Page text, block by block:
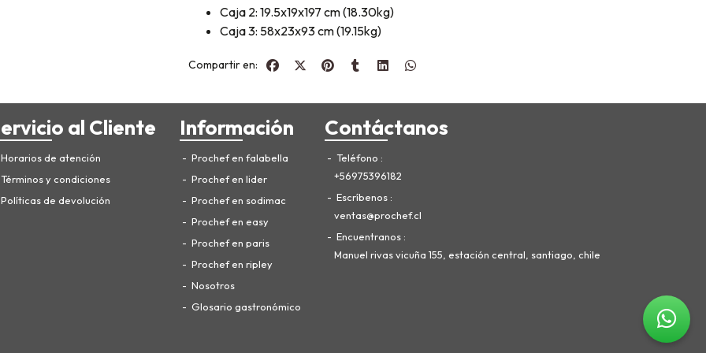
Caja 2: 19.5x19x197 cm (18.30kg)
Caja 3: 58x23x93 cm (19.15kg)
Compartir en:
al Cliente
de atención
y condiciones
de devolución
Información
Prochef en falabella
Prochef en lider
Prochef en sodimac
Prochef en easy
Prochef en paris
Prochef en ripley
Nosotros
Glosario gastronómico
Contáctanos
Teléfono
+56975396182
Escríbenos
ventas@prochef.cl
Encuentranos
Manuel rivas vicuña 155, estación central, santiago, chile